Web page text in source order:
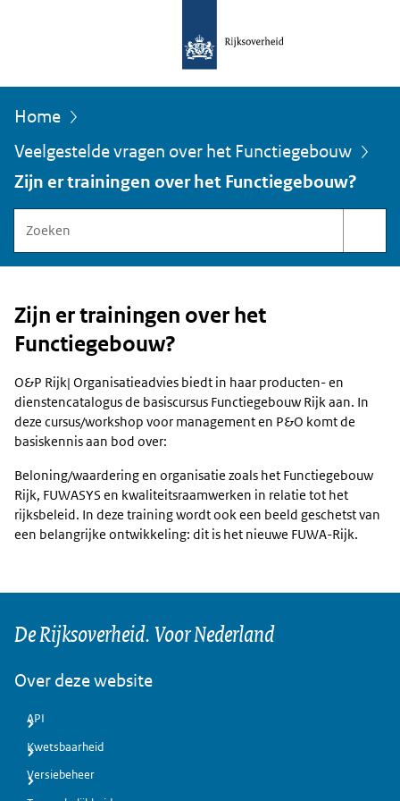
U
bevindt
zich
hier:
Home
Veelgestelde vragen over het Functiegebouw
Zijn er trainingen over het Functiegebouw?
binnen
Functiegebouw
Zijn er trainingen over het
Functiegebouw?
O&P Rijk| Organisatieadvies biedt in haar producten- en
dienstencatalogus de basiscursus Functiegebouw Rijk aan. In
deze cursus/workshop voor management en P&O komt de
basiskennis aan bod over:
Beloning/waardering en organisatie zoals het Functiegebouw
Rijk, FUWASYS en kwaliteitsraamwerken in relatie tot het
rijksbeleid. In deze training wordt ook een beeld geschetst van
een belangrijke ontwikkeling: dit is het nieuwe FUWA-Rijk.
De Rijksoverheid. Voor Nederland
Over deze website
API
Kwetsbaarheid
Versiebeheer